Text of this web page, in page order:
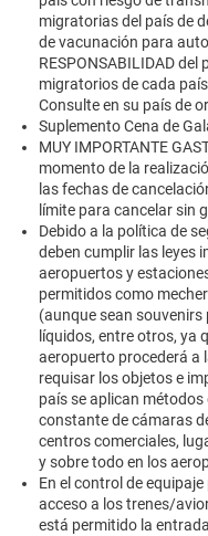
migratorias del país de
de vacunación para
RESPONSABILIDAD
migratorios de cada
Consulte en su país de
Suplemento Cena de
MUY IMPORTANTE
momento de la
las fechas de
límite para cancelar sin
Debido a la política de
deben cumplir las leyes
aeropuertos y
permitidos como
(aunque sean
líquidos, entre otros, ya
aeropuerto procederá a
requisar los objetos e
país se aplican
constante de cámaras
centros comerciales,
y sobre todo en los
En el control de
acceso a los trenes/
está permitido la